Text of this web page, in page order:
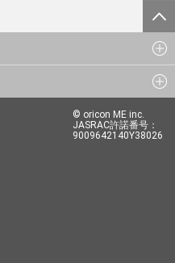
© oricon ME inc.
JASRAC許諾番号：
9009642140Y38026